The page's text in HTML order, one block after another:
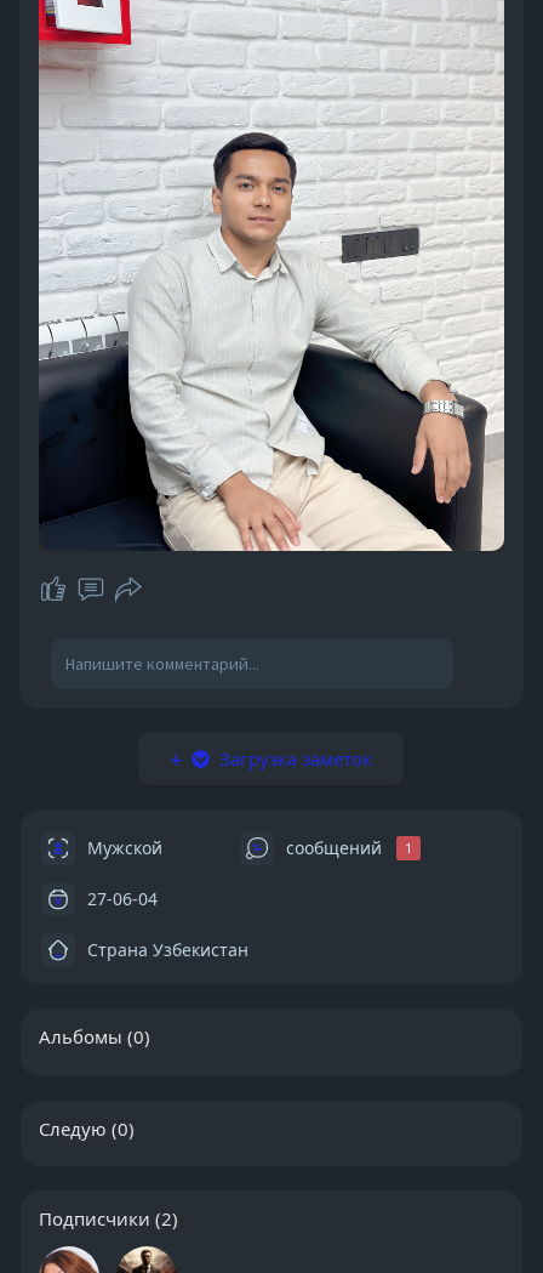
Загрузка заметок
Мужской сообщений 1
27-06-04
Страна Узбекистан
Альбомы (0)
Следую (0)
Подписчики (2)